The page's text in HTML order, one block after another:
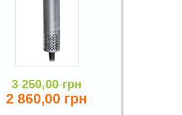
3 250,00 грн
2 860,00 грн